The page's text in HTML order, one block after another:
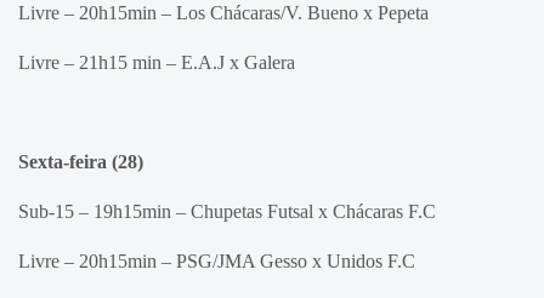
Livre – 20h15min – Los Chácaras/V. Bueno x Pepeta
Livre – 21h15 min – E.A.J x Galera
Sexta-feira (28)
Sub-15 – 19h15min – Chupetas Futsal x Chácaras F.C
Livre – 20h15min – PSG/JMA Gesso x Unidos F.C